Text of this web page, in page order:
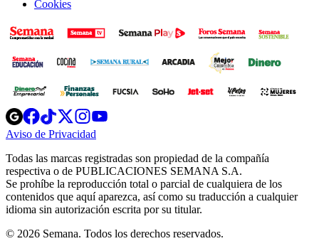
Cookies
Opens
in
new
Opens
in
new
Opens
in
new
window
Opens
new
windowwindow
Aviso de Privacidad
new
window
Todas las marcas registradas son propiedad de la compañía
respectiva o de PUBLICACIONES SEMANA S.A.
Se prohíbe la reproducción total o parcial de cualquiera de los
contenidos que aquí aparezca, así como su traducción a cualquier
idioma sin autorización escrita por su titular.
© 2026 Semana. Todos los derechos reservados.